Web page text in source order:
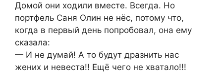
Домой они ходили вместе. Всегда. Но
портфель Саня Олин не нёс, потому что,
когда в первый день попробовал, она ему
сказала:
— И не думай! А то будут дразнить нас
жених и невеста!! Ещё чего не хватало!!!